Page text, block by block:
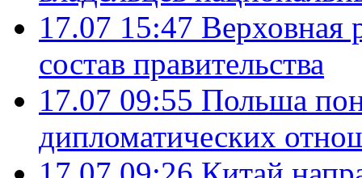
17.07 15:47 Верховная
состав правительства
17.07 09:55 Польша
дипломатических